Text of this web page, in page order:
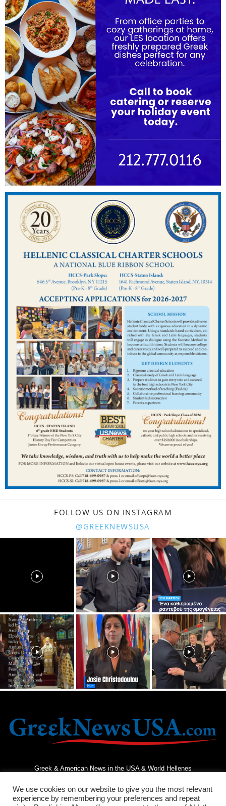
FOLLOW US ON INSTAGRAM
@GREEKNEWSUSA
Greek & American News in the USA & World Hellenes
We use cookies on our website to give you the most relevant
experience by remembering your preferences and repeat